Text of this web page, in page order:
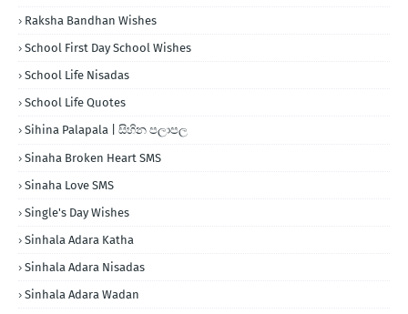
Raksha Bandhan Wishes
School First Day School Wishes
School Life Nisadas
School Life Quotes
Sihina Palapala | සිහින පලාපල
Sinaha Broken Heart SMS
Sinaha Love SMS
Single's Day Wishes
Sinhala Adara Katha
Sinhala Adara Nisadas
Sinhala Adara Wadan